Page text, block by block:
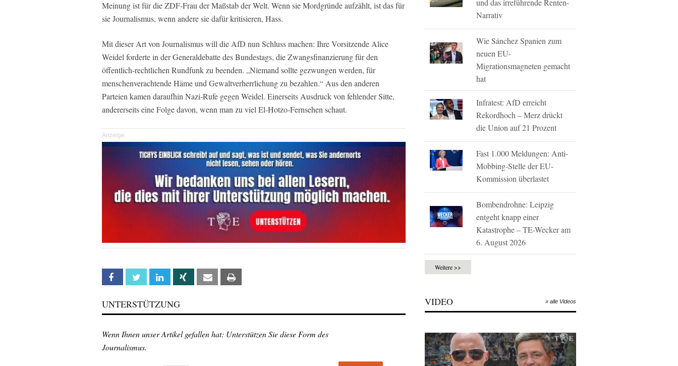
Meinung ist für die ZDF-Frau der Maßstab der Welt. Wenn sie Mordgründe aufzählt, ist das für
sie Journalismus, wenn andere sie dafür kritisieren, Hass.
Mit dieser Art von Journalismus will die AfD nun Schluss machen: Ihre Vorsitzende Alice
Weidel forderte in der Generaldebatte des Bundestags, die Zwangsfinanzierung für den
öffentlich-rechtlichen Rundfunk zu beenden. „Niemand sollte gezwungen werden, für
menschenverachtende Häme und Gewaltverherrlichung zu bezahlen.“ Aus den anderen
Parteien kamen daraufhin Nazi-Rufe gegen Weidel. Einerseits Ausdruck von fehlender Sitte,
andererseits eine Folge davon, wenn man zu viel El-Hotzo-Fernsehen schaut.
Anzeige
Facebook Twitter Linkedin Xing Email
UNTERSTÜTZUNG
Wenn Ihnen unser Artikel gefallen hat: Unterstützen Sie diese Form des
Journalismus.
und das irreführende Renten-
Narrativ
Wie Sánchez Spanien zum
neuen EU-
Migrationsmagneten gemacht
hat
Infratest: AfD erreicht
Rekordhoch – Merz drückt
die Union auf 21 Prozent
Fast 1.000 Meldungen: Anti-
Mobbing-Stelle der EU-
Kommission überlastet
Bombendrohne: Leipzig
entgeht knapp einer
Katastrophe – TE-Wecker am
6. August 2026
Weitere >>
VIDEO » alle Videos